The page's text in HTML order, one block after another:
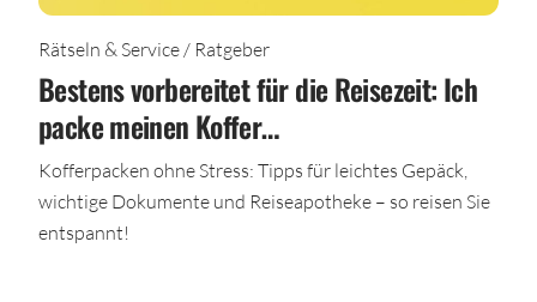
Rätseln & Service / Ratgeber
Bestens vorbereitet für die Reisezeit: Ich
packe meinen Koffer…
Kofferpacken ohne Stress: Tipps für leichtes Gepäck,
wichtige Dokumente und Reiseapotheke – so reisen Sie
entspannt!